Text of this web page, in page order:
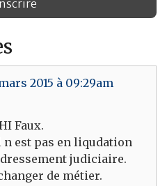
2015 à 09:29am
Faux.
est pas en liqudation
judiciaire.
de métier.